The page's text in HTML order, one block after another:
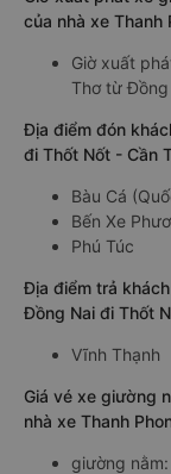
của nhà xe Thanh
Giờ xuất
Thơ từ Đồng
Địa điểm đón
đi Thốt Nốt - Cần
Bàu Cá
Bến Xe
Phú Túc
Địa điểm trả
Đồng Nai đi Thốt
Vĩnh Thạnh
Giá vé xe giường
nhà xe Thanh
giường